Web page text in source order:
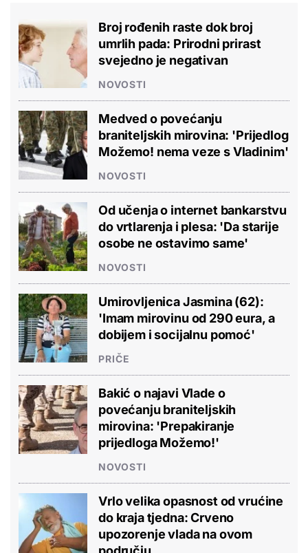
Broj rođenih raste dok broj
umrlih pada: Prirodni prirast
svejedno je negativan
NOVOSTI
Medved o povećanju
braniteljskih mirovina: 'Prijedlog
Možemo! nema veze s Vladinim'
NOVOSTI
Od učenja o internet bankarstvu
do vrtlarenja i plesa: 'Da starije
osobe ne ostavimo same'
NOVOSTI
Umirovljenica Jasmina (62):
'Imam mirovinu od 290 eura, a
dobijem i socijalnu pomoć'
PRIČE
Bakić o najavi Vlade o
povećanju braniteljskih
mirovina: 'Prepakiranje
prijedloga Možemo!'
NOVOSTI
Vrlo velika opasnost od vrućine
do kraja tjedna: Crveno
upozorenje vlada na ovom